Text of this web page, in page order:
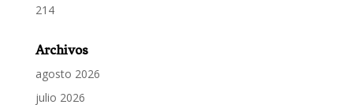
214
Archivos
agosto 2026
julio 2026